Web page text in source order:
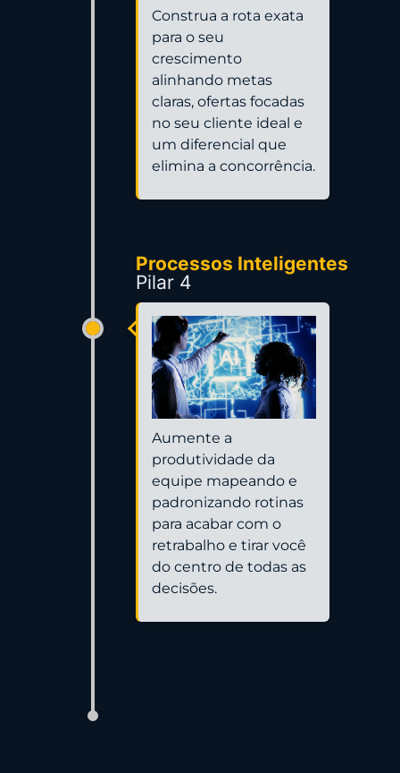
Construa a rota exata
para o seu
crescimento
alinhando metas
claras, ofertas focadas
no seu cliente ideal e
um diferencial que
elimina a concorrência.
Processos Inteligentes
Pilar 4
Aumente a
produtividade da
equipe mapeando e
padronizando rotinas
para acabar com o
retrabalho e tirar você
do centro de todas as
decisões.